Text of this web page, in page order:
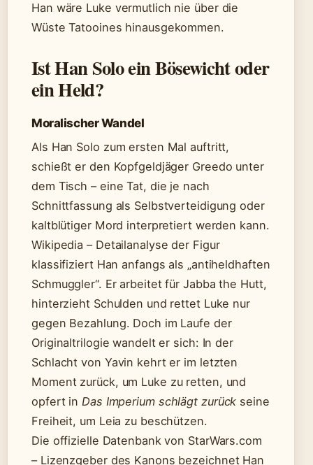
Han wäre Luke vermutlich nie über die
Wüste Tatooines hinausgekommen.
Ist Han Solo ein Bösewicht oder
ein Held?
Moralischer Wandel
Als Han Solo zum ersten Mal auftritt,
schießt er den Kopfgeldjäger Greedo unter
dem Tisch – eine Tat, die je nach
Schnittfassung als Selbstverteidigung oder
kaltblütiger Mord interpretiert werden kann.
Wikipedia – Detailanalyse der Figur
klassifiziert Han anfangs als „antiheldhaften
Schmuggler“. Er arbeitet für Jabba the Hutt,
hinterzieht Schulden und rettet Luke nur
gegen Bezahlung. Doch im Laufe der
Originaltrilogie wandelt er sich: In der
Schlacht von Yavin kehrt er im letzten
Moment zurück, um Luke zu retten, und
opfert inDas Imperium schlägt zurück seine
Freiheit, um Leia zu beschützen.
Die offizielle Datenbank von StarWars.com
– Lizenzgeber des Kanons bezeichnet Han